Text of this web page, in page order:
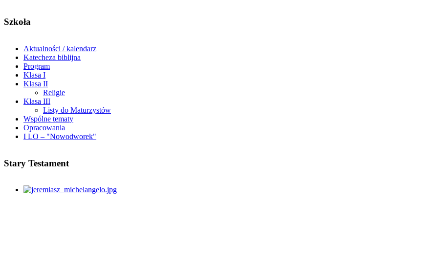
Szkoła
Aktualności / kalendarz
Katecheza biblijna
Program
Klasa I
Klasa II
Religie
Klasa III
Listy do Maturzystów
Wspólne tematy
Opracowania
I LO – "Nowodworek"
Stary Testament